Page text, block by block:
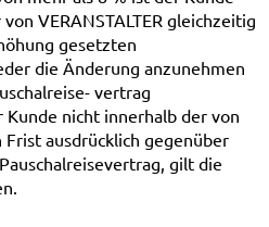
VERANSTALTER gleichzeitig
gesetzten
die Änderung anzunehmen
vertrag
nicht innerhalb der von
Frist ausdrücklich gegenüber
gilt die